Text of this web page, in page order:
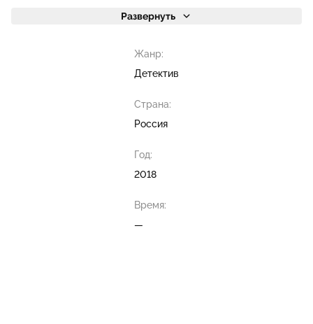
Развернуть
Жанр:
Детектив
Страна:
Россия
Год:
2018
Время:
—